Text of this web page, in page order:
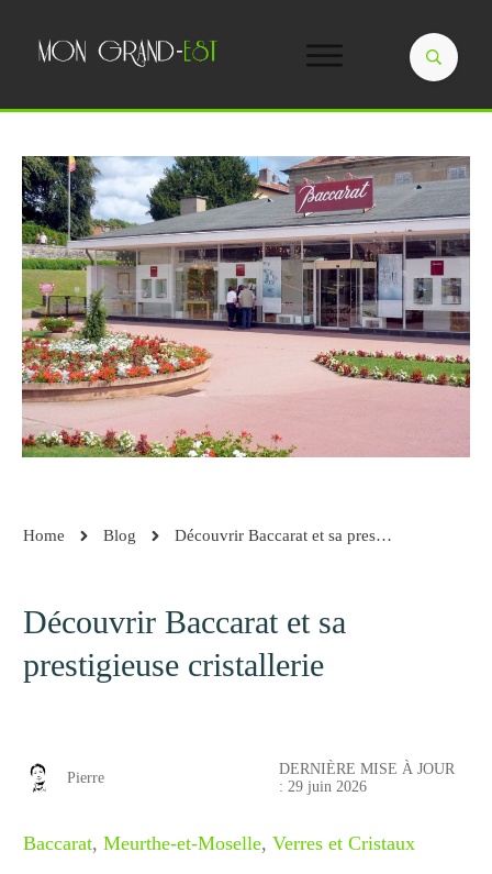
Home Blog Découvrir Baccarat et sa prestigieuse
Découvrir Baccarat et sa
prestigieuse cristallerie
Pierre
DERNIÈRE MISE À JOUR
: 29 juin 2026
Baccarat, Meurthe-et-Moselle, Verres et Cristaux